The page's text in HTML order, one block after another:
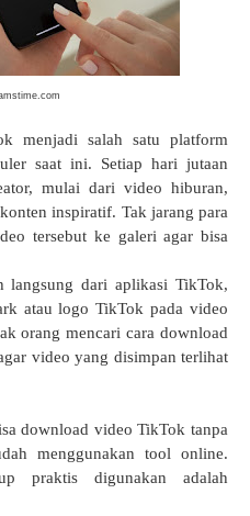
menjadi salah satu platform
saat ini. Setiap hari jutaan
mulai dari video hiburan,
inspiratif. Tak jarang para
tersebut ke galeri agar bisa
langsung dari aplikasi TikTok,
atau logo TikTok pada video
orang mencari cara download
video yang disimpan terlihat
download video TikTok tanpa
menggunakan tool online.
praktis digunakan adalah